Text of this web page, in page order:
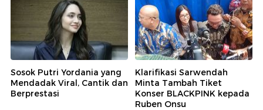
Sosok Putri Yordania yang
Mendadak Viral, Cantik dan
Berprestasi
Klarifikasi Sarwendah
Minta Tambah Tiket
Konser BLACKPINK kepada
Ruben Onsu